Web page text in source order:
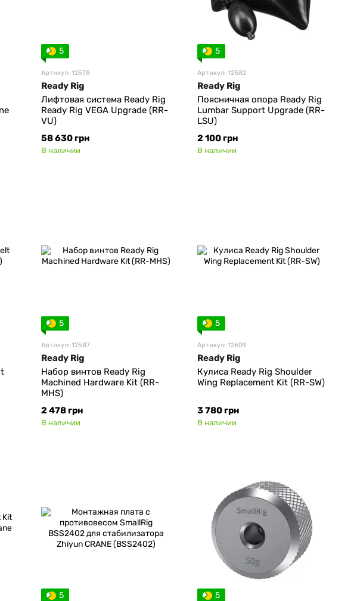
5
Артикул: 12578
Ready Rig
Лифтовая система Ready Rig
Ready Rig VEGA Upgrade (RR-
VU)
58 630 грн
В наличии
5
Артикул: 12582
Ready Rig
Поясничная опора Ready Rig
Lumbar Support Upgrade (RR-
LSU)
2 100 грн
В наличии
5
Артикул: 12587
Ready Rig
Набор винтов Ready Rig
Machined Hardware Kit (RR-
MHS)
2 478 грн
В наличии
5
Артикул: 12609
Ready Rig
Кулиса Ready Rig Shoulder
Wing Replacement Kit (RR-SW)
3 780 грн
В наличии
5 5